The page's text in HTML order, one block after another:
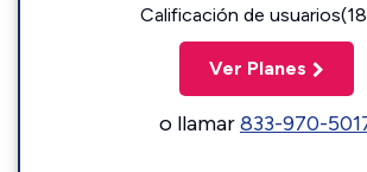
Calificación de
Ver Planes
o llamar833-970-